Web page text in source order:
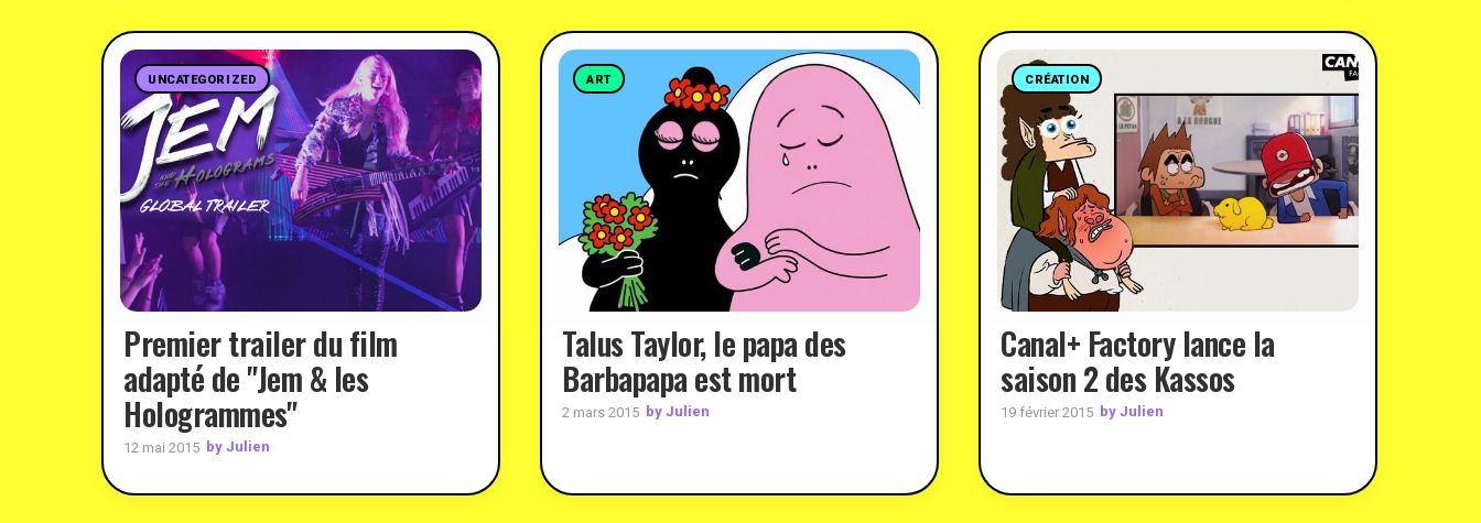
UNCATEGORIZED
Premier trailer du film
adapté de "Jem & les
Hologrammes"
12 mai 2015 by Julien
ART
Talus Taylor, le papa des
Barbapapa est mort
2 mars 2015 by Julien
CRÉATION
Canal+ Factory lance la
saison 2 des Kassos
19 février 2015 by Julien